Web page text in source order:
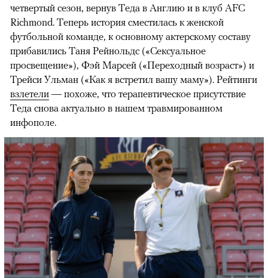
00:00 / 00:00
четвертый сезон, вернув Теда в Англию и в клуб AFC
Richmond. Теперь история сместилась к женской
футбольной команде, к основному актерскому составу
прибавились Таня Рейнольдс («Сексуальное
просвещение»), Фэй Марсей («Переходный возраст») и
Трейси Ульман («Как я встретил вашу маму»). Рейтинги
взлетели — похоже, что терапевтическое присутствие
Теда снова актуально в нашем травмированном
инфополе.